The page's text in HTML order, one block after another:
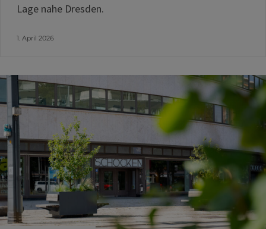
Lage nahe Dresden.
1. April 2026